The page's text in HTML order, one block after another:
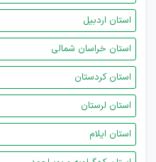
استان اردبیل
استان خراسان شمالی
استان کردستان
استان لرستان
استان ایلام